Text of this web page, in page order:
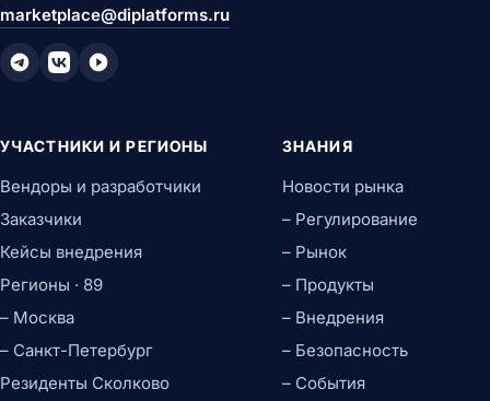
marketplace@diplatforms.ru
УЧАСТНИКИ И РЕГИОНЫ
Вендоры и разработчики
Заказчики
Кейсы внедрения
Регионы · 89
– Москва
– Санкт-Петербург
Резиденты Сколково
ЗНАНИЯ
Новости рынка
– Регулирование
– Рынок
– Продукты
– Внедрения
– Безопасность
– События